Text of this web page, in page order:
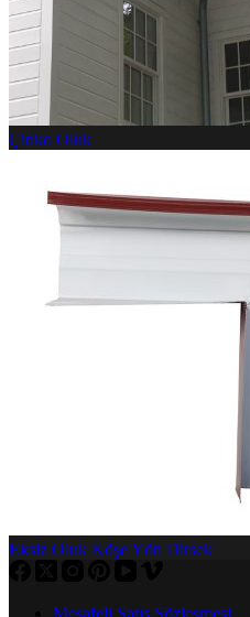
Çinko Oluk
Eksiz Oluk Köşe Yön Dirsek